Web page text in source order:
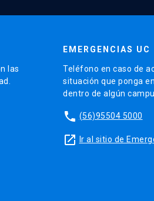
las
EMERGENCIAS UC
Teléfono en caso de
situación que ponga
dentro de algún
phone (56)95504 5000
launch Ir al sitio de